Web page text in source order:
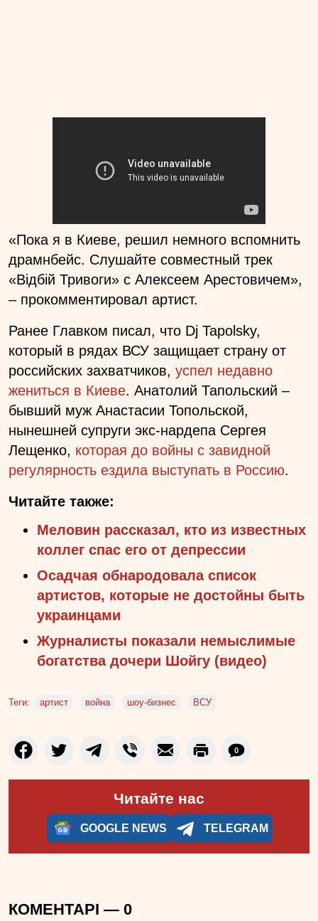
«Пока я в Киеве, решил немного вспомнить
драмнбейс. Слушайте совместный трек
«Відбій Тривоги» с Алексеем Арестовичем»,
– прокомментировал артист.
Ранее Главком писал, что Dj Tapolsky,
который в рядах ВСУ защищает страну от
российских захватчиков, успел недавно
жениться в Киеве. Анатолий Тапольский –
бывший муж Анастасии Топольской,
нынешней супруги экс-нардепа Сергея
Лещенко, которая до войны с завидной
регулярность ездила выступать в Россию.
Читайте также:
Меловин рассказал, кто из известных
коллег спас его от депрессии
Осадчая обнародовала список
артистов, которые не достойны быть
украинцами
Журналисты показали немыслимые
богатства дочери Шойгу (видео)
Теги: артист война шоу-бизнес ВСУ
0
Читайте нас
GOOGLE NEWS TELEGRAM
КОМЕНТАРІ — 0